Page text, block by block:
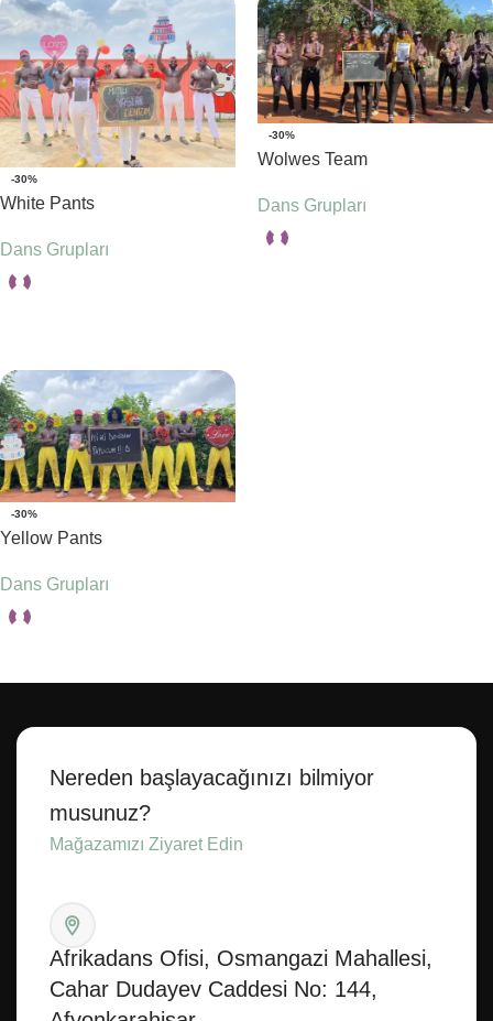
-30%
White Pants
Dans Grupları
-30%
Wolwes Team
Dans Grupları
-30%
Yellow Pants
Dans Grupları
Nereden başlayacağınızı bilmiyor
musunuz?
Mağazamızı Ziyaret Edin
Afrikadans Ofisi, Osmangazi Mahallesi,
Cahar Dudayev Caddesi No: 144,